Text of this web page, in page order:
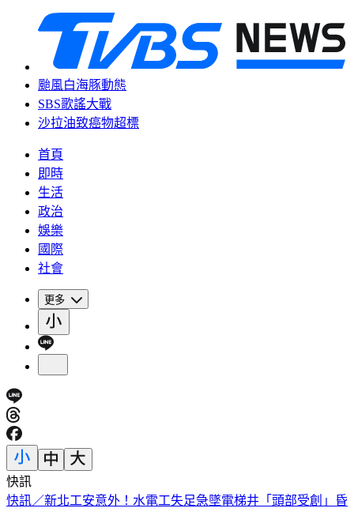
颱風白海豚動態
SBS歌謠大戰
沙拉油致癌物超標
首頁
即時
生活
政治
娛樂
國際
社會
更多
快訊
遭爆上任出國47次、花2383萬還「就地休假」 徐佳青回應了